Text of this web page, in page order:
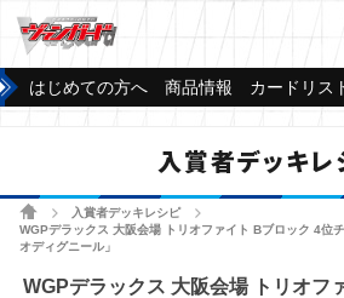
はじめての方へ 商品情報 カードリス
入賞者デッキレ
ホーム 入賞者デッキレシピ
WGPデラックス 大阪会場 トリオファイト Bブロック 4位
オディグニール」
WGPデラックス 大阪会場 トリオフ